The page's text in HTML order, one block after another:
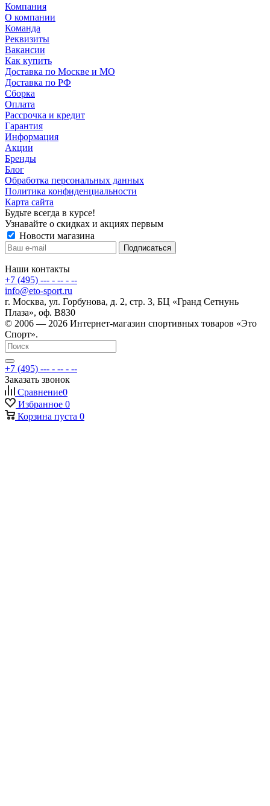
Компания
О компании
Команда
Реквизиты
Вакансии
Как купить
Доставка по Москве и МО
Доставка по РФ
Сборка
Оплата
Рассрочка и кредит
Гарантия
Информация
Акции
Бренды
Блог
Обработка персональных данных
Политика конфиденциальности
Карта сайта
Будьте всегда в курсе!
Узнавайте о скидках и акциях первым
Новости магазина
Наши контакты
+7 (495) --- - -- - --
info@eto-sport.ru
г. Москва, ул. Горбунова, д. 2, стр. 3, БЦ «Гранд Сетнунь
Плаза», оф. В830
© 2006 — 2026 Интернет-магазин спортивных товаров «Это
Спорт».
+7 (495) --- - -- - --
Заказать звонок
Сравнение0
Избранное 0
Корзина пуста 0